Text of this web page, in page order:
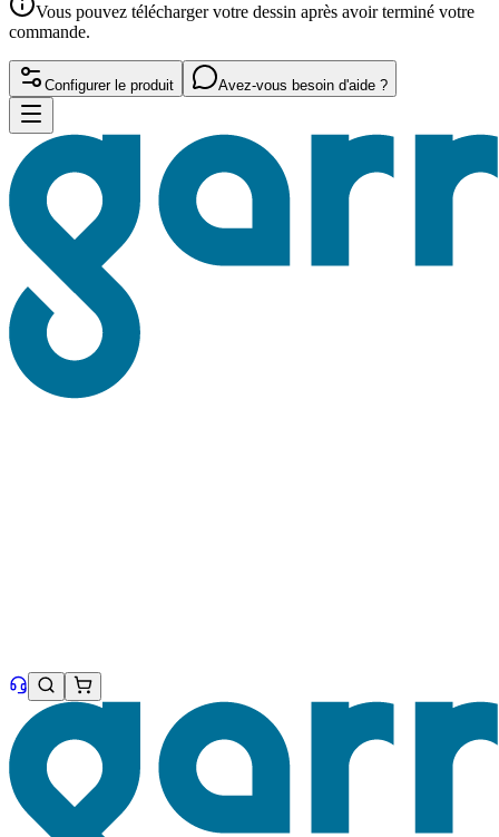
Vous pouvez télécharger votre dessin après avoir terminé votre
commande.
Configurer le produit Avez-vous besoin d'aide ?